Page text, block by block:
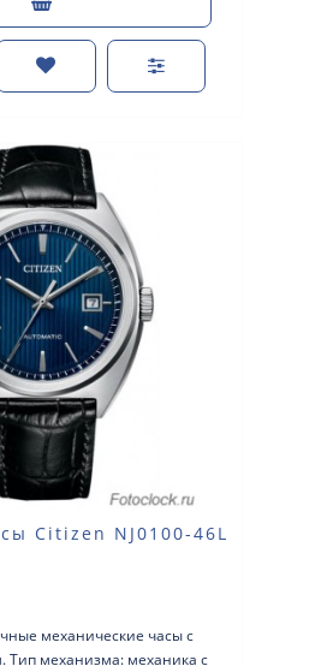
Citizen NJ0100-46L
механические часы с
Тип механизма: механика с